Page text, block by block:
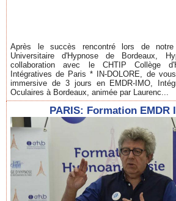
Après le succès rencontré lors de notre
Universitaire d'Hypnose de Bordeaux,
collaboration avec le CHTIP Collège
Intégratives de Paris * IN-DOLORE, de
immersive de 3 jours en EMDR-IMO,
Oculaires à Bordeaux, animée par Laurenc...
PARIS: Formation EMDR